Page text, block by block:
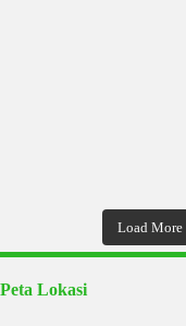
Load More
Peta Lokasi